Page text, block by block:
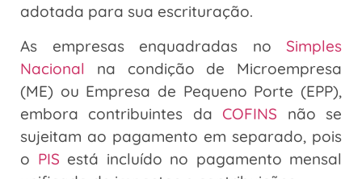
adotada para sua escrituração.
As empresas enquadradas no Simples
Nacional na condição de Microempresa
(ME) ou Empresa de Pequeno Porte (EPP),
embora contribuintes daCOFINS não se
sujeitam ao pagamento em separado, pois
o PIS está incluído no pagamento mensal